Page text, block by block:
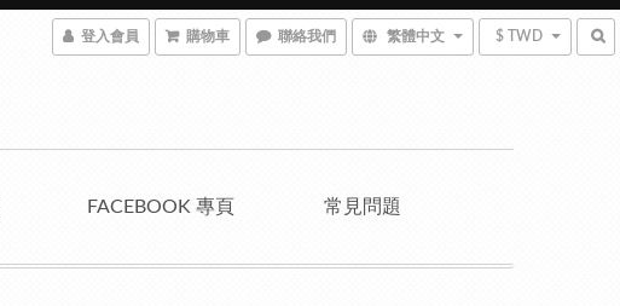
登入會員 購物車 聯絡我們 繁體中文 $ TWD
FACEBOOK 專頁 常見問題